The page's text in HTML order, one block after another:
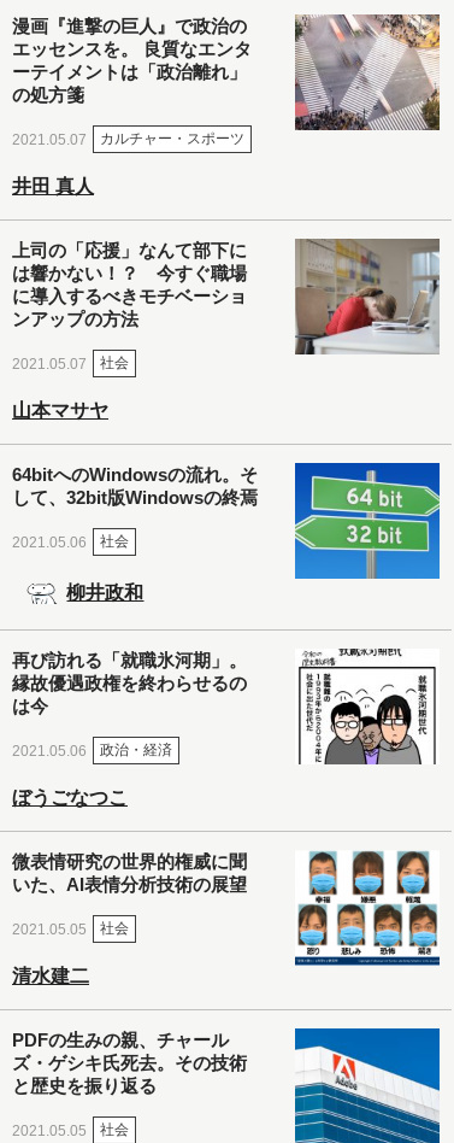
漫画『進撃の巨人』で政治の
エッセンスを。 良質なエンタ
ーテイメントは「政治離れ」
の処方箋
2021.05.07 カルチャー・スポーツ
井田 真人
上司の「応援」なんて部下に
は響かない！？ 今すぐ職場
に導入するべきモチベーショ
ンアップの方法
2021.05.07 社会
山本マサヤ
64bitへのWindowsの流れ。そ
して、32bit版Windowsの終焉
2021.05.06 社会
柳井政和
再び訪れる「就職氷河期」。
縁故優遇政権を終わらせるの
は今
2021.05.06 政治・経済
ぼうごなつこ
微表情研究の世界的権威に聞
いた、AI表情分析技術の展望
2021.05.05 社会
清水建二
PDFの生みの親、チャール
ズ・ゲシキ氏死去。その技術
と歴史を振り返る
2021.05.05 社会